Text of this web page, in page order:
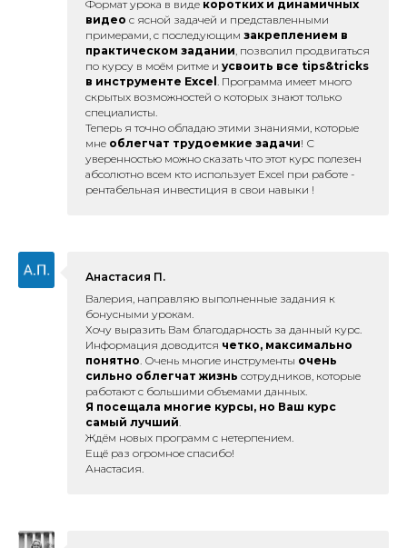
Формат урока в виде коротких и динамичных
видео с ясной задачей и представленными
примерами, с последующим закреплением в
практическом задании, позволил продвигаться
по курсу в моём ритме и усвоить все tips&tricks
в инструменте Excel . Программа имеет много
скрытых возможностей о которых знают только
специалисты.
Теперь я точно обладаю этими знаниями, которые
мне облегчат трудоемкие задачи! С
уверенностью можно сказать что этот курс полезен
абсолютно всем кто использует Excel при работе -
рентабельная инвестиция в свои навыки !
Анастасия П.
Валерия, направляю выполненные задания к
бонусными урокам.
Хочу выразить Вам благодарность за данный курс.
Информация доводится четко, максимально
понятно. Очень многие инструменты очень
сильно облегчат жизнь сотрудников, которые
работают с большими объемами данных.
Я посещала многие курсы, но Ваш курс
самый лучший.
Ждём новых программ с нетерпением.
Ещё раз огромное спасибо!
Анастасия.